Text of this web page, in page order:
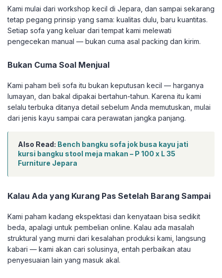
Kami mulai dari workshop kecil di Jepara, dan sampai sekarang
tetap pegang prinsip yang sama: kualitas dulu, baru kuantitas.
Setiap sofa yang keluar dari tempat kami melewati
pengecekan manual — bukan cuma asal packing dan kirim.
Bukan Cuma Soal Menjual
Kami paham beli sofa itu bukan keputusan kecil — harganya
lumayan, dan bakal dipakai bertahun-tahun. Karena itu kami
selalu terbuka ditanya detail sebelum Anda memutuskan, mulai
dari jenis kayu sampai cara perawatan jangka panjang.
Also Read: Bench bangku sofa jok busa kayu jati
kursi bangku stool meja makan – P 100 x L 35
Furniture Jepara
Kalau Ada yang Kurang Pas Setelah Barang Sampai
Kami paham kadang ekspektasi dan kenyataan bisa sedikit
beda, apalagi untuk pembelian online. Kalau ada masalah
struktural yang murni dari kesalahan produksi kami, langsung
kabari — kami akan cari solusinya, entah perbaikan atau
penyesuaian lain yang masuk akal.